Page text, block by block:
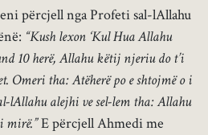
përcjell nga Profeti sal-lAllahu
“Kush lexon ‘Kul Hua Allahu
10 herë, Allahu këtij njeriu do t’i
Omeri tha: Atëherë po e shtojmë o i
lAllahu alejhi ve sel-lem tha: Allahu
mirë.”E përcjell Ahmedi me